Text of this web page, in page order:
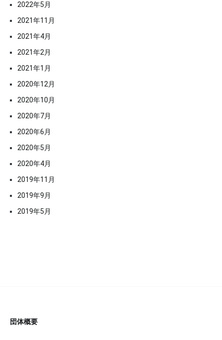
2022年5月
2021年11月
2021年4月
2021年2月
2021年1月
2020年12月
2020年10月
2020年7月
2020年6月
2020年5月
2020年4月
2019年11月
2019年9月
2019年5月
団体概要